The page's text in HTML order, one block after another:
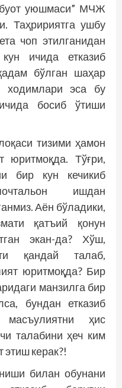
уюшмаси” МЧЖ
Таҳририятга ушбу
чоп этилганидан
ичида етказиб
бўлган шаҳар
ходимлари эса бу
босиб ўтиши
тизими ҳамон
юритмоқда. Тўғри,
бир кун кечикиб
ишдан
Аён бўладики,
қатъий қонун
экан-да? Хўш,
қандай талаб,
юритмоқда? Бир
манзилга бир
бундан етказиб
ҳис
талабини ҳеч ким
керак?!
билан обунани